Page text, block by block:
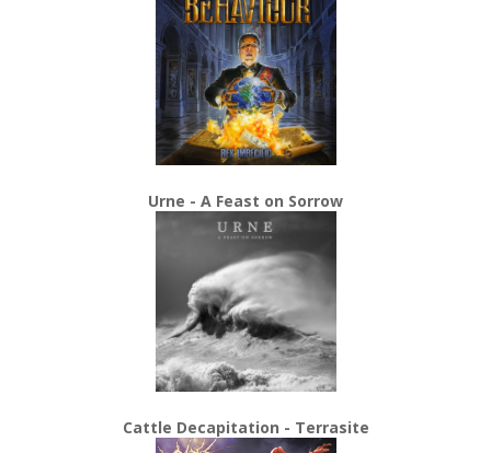
Urne - A Feast on Sorrow
Cattle Decapitation - Terrasite